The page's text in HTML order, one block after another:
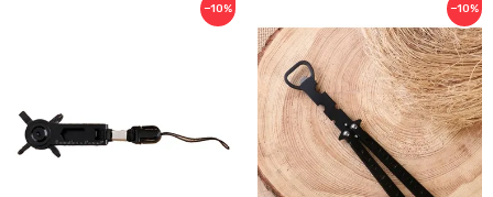
−10% −10%